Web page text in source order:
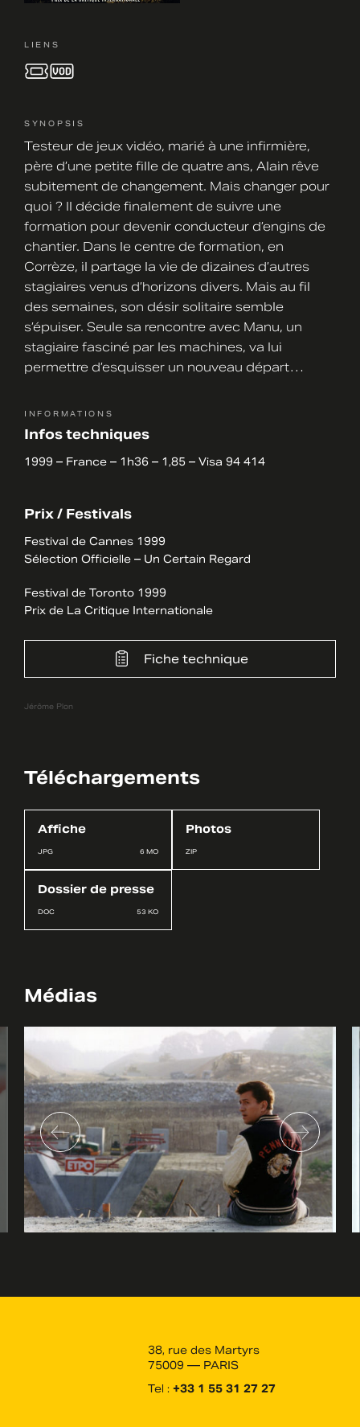
LIENS
SYNOPSIS
Testeur de jeux vidéo, marié à une infirmière,
père d’une petite fille de quatre ans, Alain rêve
subitement de changement. Mais changer pour
quoi ? Il décide finalement de suivre une
formation pour devenir conducteur d’engins de
chantier. Dans le centre de formation, en
Corrèze, il partage la vie de dizaines d’autres
stagiaires venus d’horizons divers. Mais au fil
des semaines, son désir solitaire semble
s’épuiser. Seule sa rencontre avec Manu, un
stagiaire fasciné par les machines, va lui
permettre d’esquisser un nouveau départ…
INFORMATIONS
Infos techniques
1999 – France – 1h36 – 1,85 – Visa 94 414
Prix / Festivals
Festival de Cannes 1999
Sélection Officielle – Un Certain Regard
Festival de Toronto 1999
Prix de La Critique Internationale
Fiche technique
Jérôme Plon
Téléchargements
Affiche
JPG 6 MO
Photos
ZIP
Dossier de presse
DOC 53 KO
Médias
38, rue des Martyrs
75009 — PARIS
Tel : +33 1 55 31 27 27